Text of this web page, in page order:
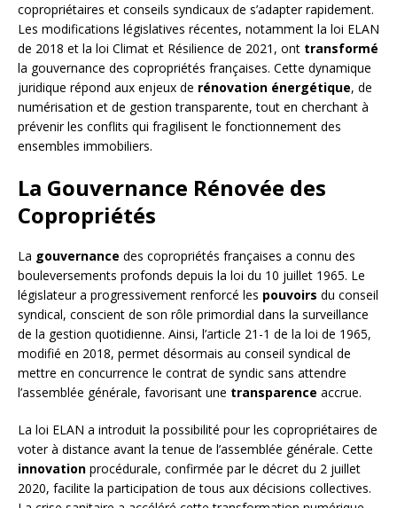
copropriétaires et conseils syndicaux de s’adapter rapidement.
Les modifications législatives récentes, notamment la loi ELAN
de 2018 et la loi Climat et Résilience de 2021, ont transformé
la gouvernance des copropriétés françaises. Cette dynamique
juridique répond aux enjeux de rénovation énergétique, de
numérisation et de gestion transparente, tout en cherchant à
prévenir les conflits qui fragilisent le fonctionnement des
ensembles immobiliers.
La Gouvernance Rénovée des
Copropriétés
La gouvernance des copropriétés françaises a connu des
bouleversements profonds depuis la loi du 10 juillet 1965. Le
législateur a progressivement renforcé les pouvoirs du conseil
syndical, conscient de son rôle primordial dans la surveillance
de la gestion quotidienne. Ainsi, l’article 21-1 de la loi de 1965,
modifié en 2018, permet désormais au conseil syndical de
mettre en concurrence le contrat de syndic sans attendre
l’assemblée générale, favorisant une transparence accrue.
La loi ELAN a introduit la possibilité pour les copropriétaires de
voter à distance avant la tenue de l’assemblée générale. Cette
innovation procédurale, confirmée par le décret du 2 juillet
2020, facilite la participation de tous aux décisions collectives.